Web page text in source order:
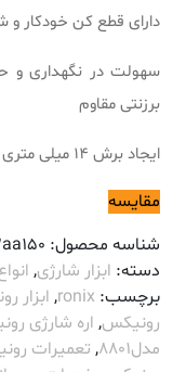
دارای قطع کن خودکار و
سهولت در نگهداری و
برزنتی مقاوم
ایجاد برش 14 میلی متری
مقایسه
شناسه محصول:
دسته: ابزار شارژی,
برچسب: ronix
, ابزار
رونیکس, اره شارژی
مدل8801
, تعمیرات